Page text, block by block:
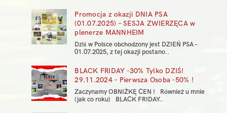
Promocja z okazji DNIA PSA
(01.07.2025) – SESJA ZWIERZĘCA w
plenerze MANNHEIM
Dziś w Polsce obchodzony jest DZIEŃ PSA –
01.07.2025, z tej okazji postano..
BLACK FRIDAY -30% Tylko DZIŚ!
29.11.2024 – Pierwsza Osoba -50% !
Zaczynamy OBNIŻKĘ CEN ! Również u mnie
(jak co roku) BLACK FRIDAY..